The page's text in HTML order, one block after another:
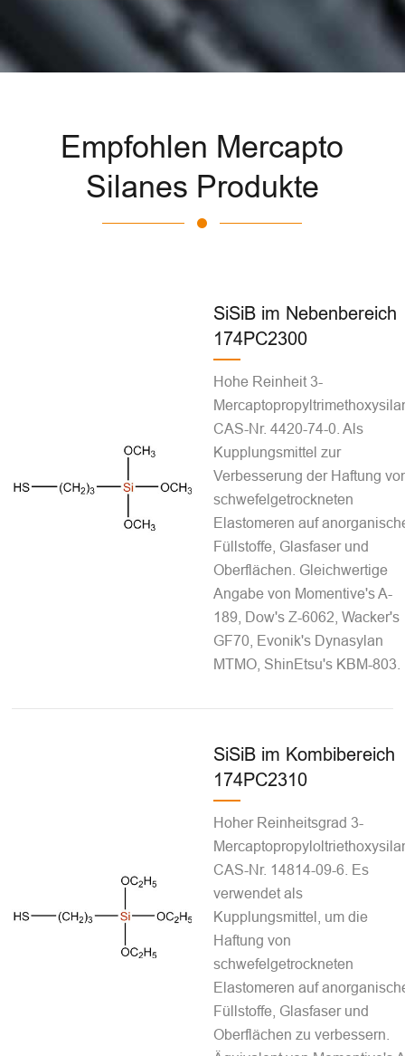
Empfohlen Mercapto
Silanes Produkte
SiSiB im Nebenbereich
174PC2300
Hohe Reinheit 3-
CAS-Nr. 4420-74-0. Als
Kupplungsmittel zur
Verbesserung der Haftung
schwefelgetrockneten
Elastomeren auf
Füllstoffe, Glasfaser und
Oberflächen. Gleichwertige
Angabe von Momentive's A-
189, Dow's Z-6062, Wacker's
GF70, Evonik's Dynasylan
MTMO, ShinEtsu's KBM-803.
SiSiB im Kombibereich
174PC2310
Hoher Reinheitsgrad 3-
CAS-Nr. 14814-09-6. Es
verwendet als
Kupplungsmittel, um die
Haftung von
schwefelgetrockneten
Elastomeren auf
Füllstoffe, Glasfaser und
Oberflächen zu verbessern.